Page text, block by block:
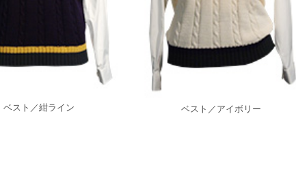
ベスト／紺ライン ベスト／アイボリー